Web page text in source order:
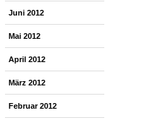
Juni 2012
Mai 2012
April 2012
März 2012
Februar 2012